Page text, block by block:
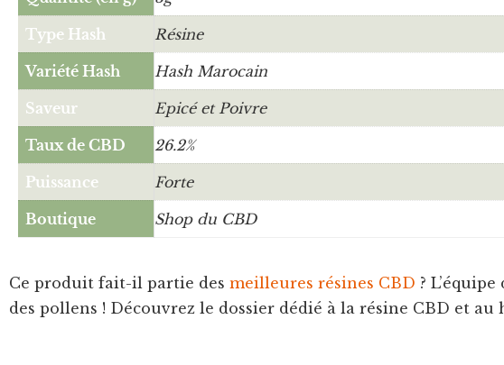
Type Hash Résine
Variété Hash Hash Marocain
Saveur Epicé et Poivre
Taux de CBD 26.2%
Puissance Forte
Boutique Shop du CBD
Ce produit fait-il partie des meilleures résines CBD ?
des pollens ! Découvrez le dossier dédié à la résine CBD et au